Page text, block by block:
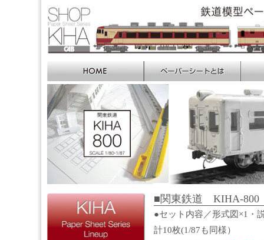
■関東鉄道 KIHA-800
●セット内容／形式図×1
計10枚(1/87も同様）